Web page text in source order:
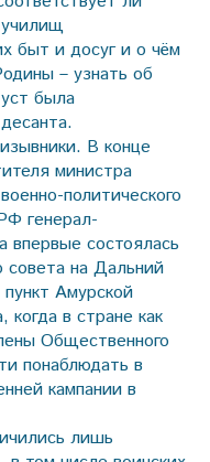
училищ
быт и досуг и о чём
– узнать об
была
В конце
министра
политического
генерал-
впервые состоялась
совета на Дальний
Амурской
когда в стране как
Общественного
понаблюдать в
кампании в
лишь